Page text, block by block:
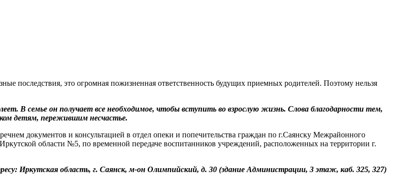
последствия, это огромная пожизненная ответственность будущих приемных родителей. Поэтому нельзя
В семье он получает все необходимое, чтобы вступить во взрослую жизнь. Слова благодарности тем,
детям, пережившим несчастье.
документов и консультацией в отдел опеки и попечительства граждан по г.Саянску Межрайонного
области №5, по временной передаче воспитанников учреждений, расположенных на территории г.
Иркутская область, г. Саянск, м-он Олимпийский, д. 30 (здание Администрации, 3 этаж, каб. 325, 327)